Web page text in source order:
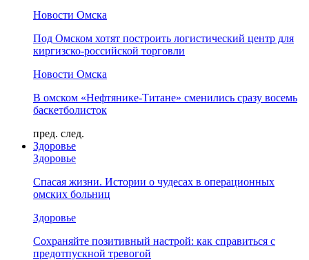
Новости Омска
Под Омском хотят построить логистический центр для
киргизско-российской торговли
Новости Омска
В омском «Нефтянике-Титане» сменились сразу восемь
баскетболисток
пред. след.
Здоровье
Здоровье
Спасая жизни. Истории о чудесах в операционных
омских больниц
Здоровье
Сохраняйте позитивный настрой: как справиться с
предотпускной тревогой